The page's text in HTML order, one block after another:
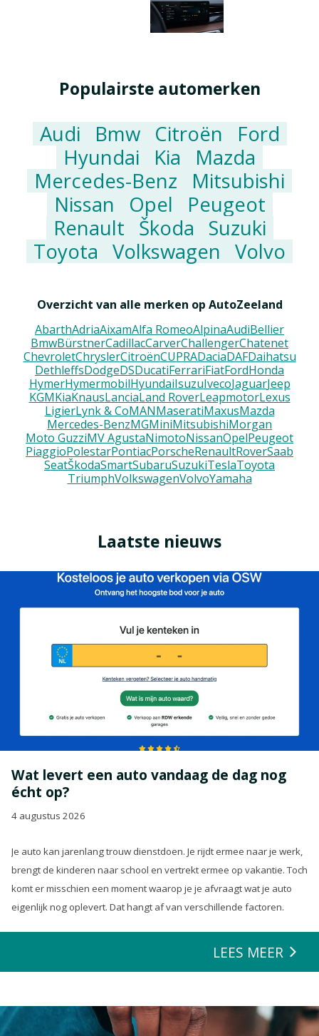
Populairste automerken
Audi Bmw Citroën
Ford
Hyundai
Kia
Mazda
Mercedes-Benz
Mitsubishi
Nissan
Opel
Peugeot
Renault Škoda
Suzuki
Toyota Volkswagen Volvo
Overzicht van alle merken op AutoZeeland
AbarthAdriaAixamAlfa RomeoAlpinaAudiBellier
BmwBürstnerCadillacCarverChallengerChatenet
ChevroletChryslerCitroënCUPRADaciaDAFDaihatsu
DethleffsDodgeDSDucatiFerrariFiatFordHonda
HymerHymermobilHyundaiIsuzuIvecoJaguarJeep
KGMKiaKnausLanciaLand RoverLeapmotorLexus
LigierLynk & CoMANMaseratiMaxusMazda
Mercedes-BenzMGMiniMitsubishiMorgan
Moto GuzziMV AgustaNimotoNissanOpelPeugeot
PiaggioPolestarPontiacPorscheRenaultRoverSaab
SeatŠkodaSmartSubaruSuzukiTeslaToyota
TriumphVolkswagenVolvoYamaha
Laatste nieuws
Wat levert een auto vandaag de dag nog
écht op?
4 augustus 2026
Je auto kan jarenlang trouw dienstdoen. Je rijdt ermee naar je werk,
brengt de kinderen naar school en vertrekt ermee op vakantie. Toch
komt er misschien een moment waarop je je afvraagt wat je auto
eigenlijk nog oplevert. Dat hangt af van verschillende factoren.
LEES MEER